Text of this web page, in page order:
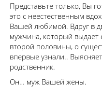
Представьте только, Вы
это с неестественным
Вашей любимой. Вдруг в
мужчина, который выдает
второй половины, о
впервые узнали..
родственник.
Он… муж Вашей жены.